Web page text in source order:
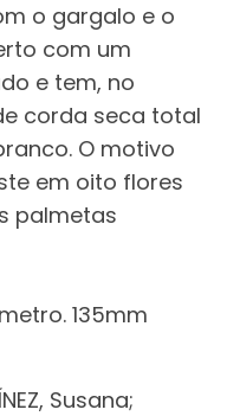
o gargalo e o
com um
e tem, no
corda seca total
O motivo
em oito flores
palmetas
135mm
Susana;